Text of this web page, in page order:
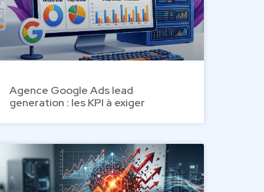
Agence Google Ads lead
generation : les KPI à exiger